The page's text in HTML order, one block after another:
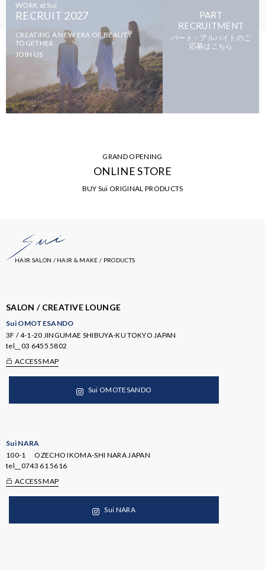
WORK at Sui
RECRUIT 2027
CREATING A NEW ERA OF BEAUTY
TOGETHER
JOIN US
PART
RECRUITMENT
パート・アルバイトのご
応募はこちら
GRAND OPENING
ONLINE STORE
BUY Sui ORIGINAL PRODUCTS
HAIR SALON / HAIR & MAKE / PRODUCTS
SALON / CREATIVE LOUNGE
Sui OMOTESANDO
3F / 4-1-20 JINGUMAE SHIBUYA-KU TOKYO JAPAN
tel__ 03 6455 5802
ACCESS MAP
Sui OMOTESANDO
Sui NARA
100-1 OZECHO IKOMA-SHI NARA JAPAN
tel__ 0743 61 5616
ACCESS MAP
Sui NARA